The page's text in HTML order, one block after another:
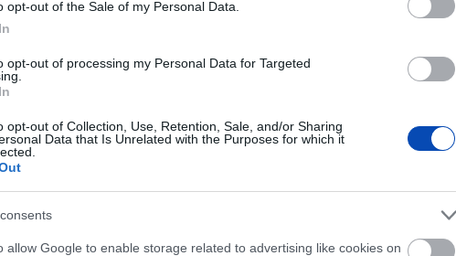
opt-out of the Sale of my Personal Data.
opt-out of processing my Personal Data for Targeted
opt-out of Collection, Use, Retention, Sale, and/or Sharing
Data that Is Unrelated with the Purposes for which it
allow Google to enable storage related to advertising like cookies on